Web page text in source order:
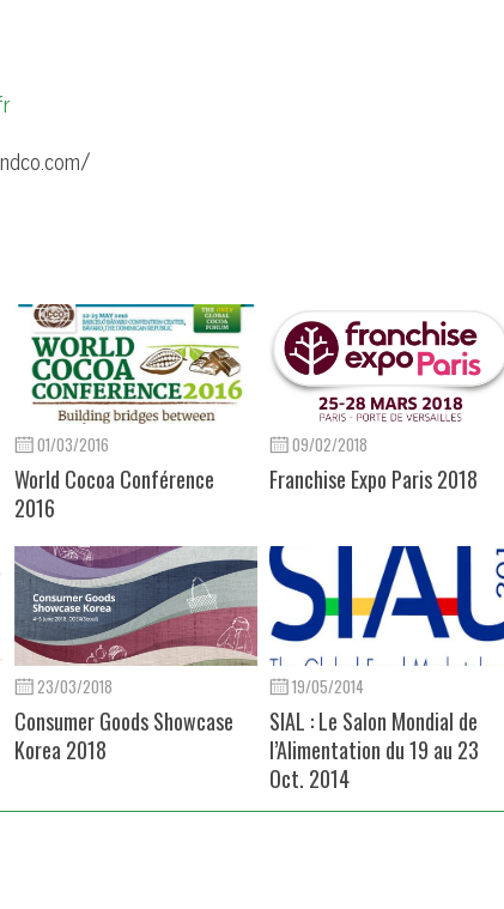
01/03/2016
World Cocoa Conférence
2016
09/02/2018
Franchise Expo Paris 2018
23/03/2018
Consumer Goods Showcase
Korea 2018
19/05/2014
SIAL : Le Salon Mondial de
l’Alimentation du 19 au 23
Oct. 2014